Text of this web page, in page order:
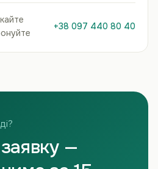
+38 097 440 80 40
—